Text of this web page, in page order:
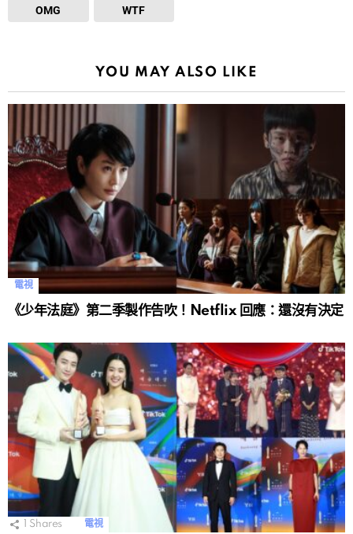
OMG WTF
YOU MAY ALSO LIKE
電視
《少年法庭》第二季製作告吹！Netflix 回應：還沒有決定
Shares 電視